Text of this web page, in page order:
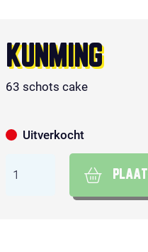
KUNMING
63 schots cake
Uitverkocht